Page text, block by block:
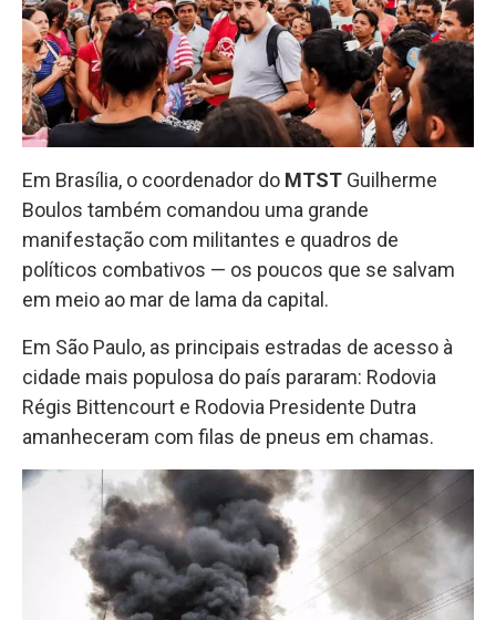
Em Brasília, o coordenador do MTST Guilherme
Boulos também comandou uma grande
manifestação com militantes e quadros de
políticos combativos — os poucos que se salvam
em meio ao mar de lama da capital.
Em São Paulo, as principais estradas de acesso à
cidade mais populosa do país pararam: Rodovia
Régis Bittencourt e Rodovia Presidente Dutra
amanheceram com filas de pneus em chamas.